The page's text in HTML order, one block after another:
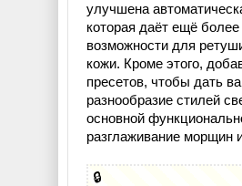
улучшена
которая даёт ещё
возможности для
кожи. Кроме этого,
пресетов, чтобы дать
разнообразие стилей
основной
разглаживание морщин
🔒